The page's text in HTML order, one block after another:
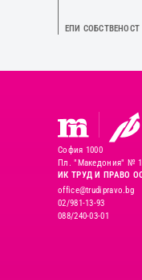
ЕПИ СОБСТВЕНОСТ
София 1000
Пл. "Македония" №
ИК ТРУД И ПРАВО
office@trudipravo.bg
02/981-13-93
088/240-03-01